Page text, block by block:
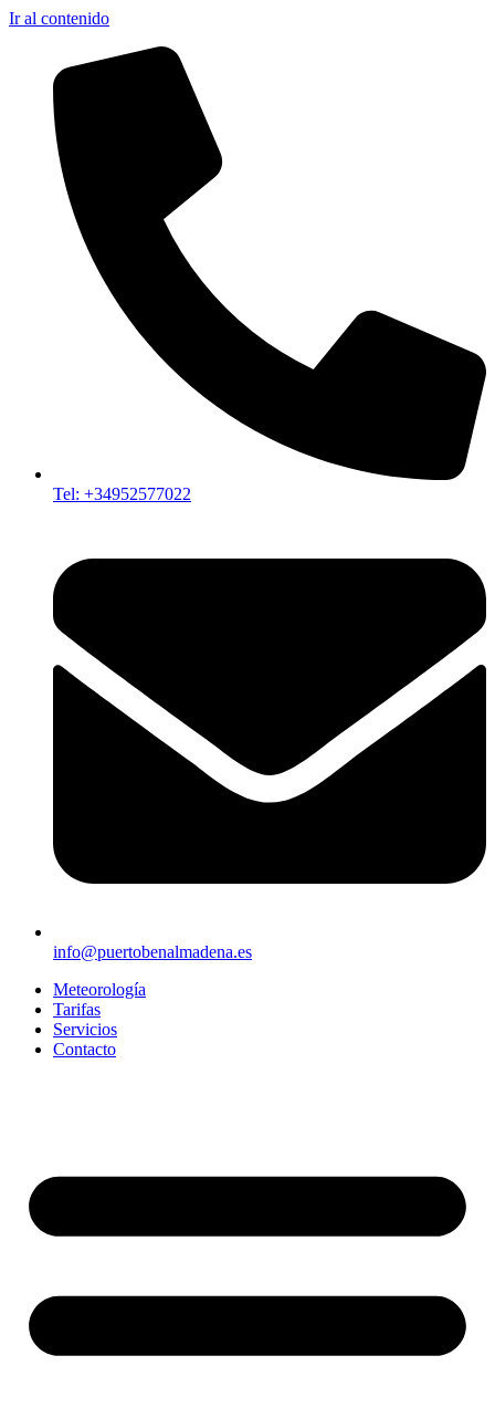
Ir al contenido
Tel: +34952577022
info@puertobenalmadena.es
Meteorología
Tarifas
Servicios
Contacto